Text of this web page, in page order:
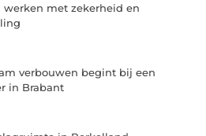
werken met zekerheid en
verbouwen begint bij een
in Brabant